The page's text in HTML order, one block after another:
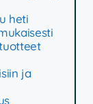
heti
ja